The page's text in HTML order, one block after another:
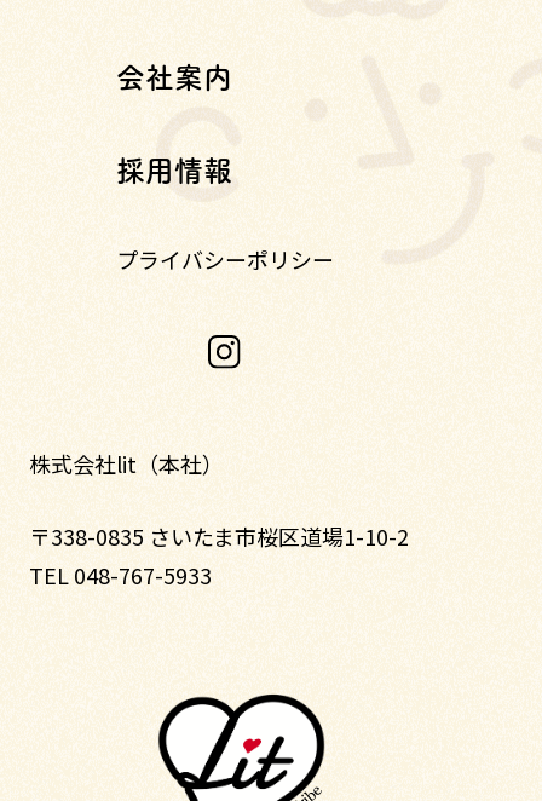
会社案内
採用情報
プライバシーポリシー
株式会社lit（本社）
〒338-0835 さいたま市桜区道場1-10-2
TEL 048-767-5933